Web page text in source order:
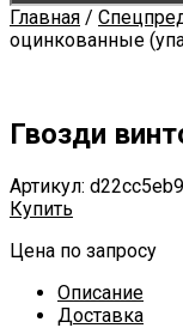
Главная /
оцинкованные
Гвозди
Артикул:
Купить
Цена по запросу
Описание
Доставка